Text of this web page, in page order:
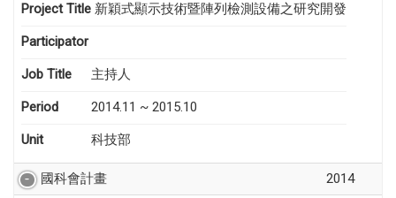
Project Title 新穎式顯示技術暨陣列檢測設備之研究開發
Participator
Job Title 主持人
Period 2014.11 ~ 2015.10
Unit 科技部
國科會計畫
2014